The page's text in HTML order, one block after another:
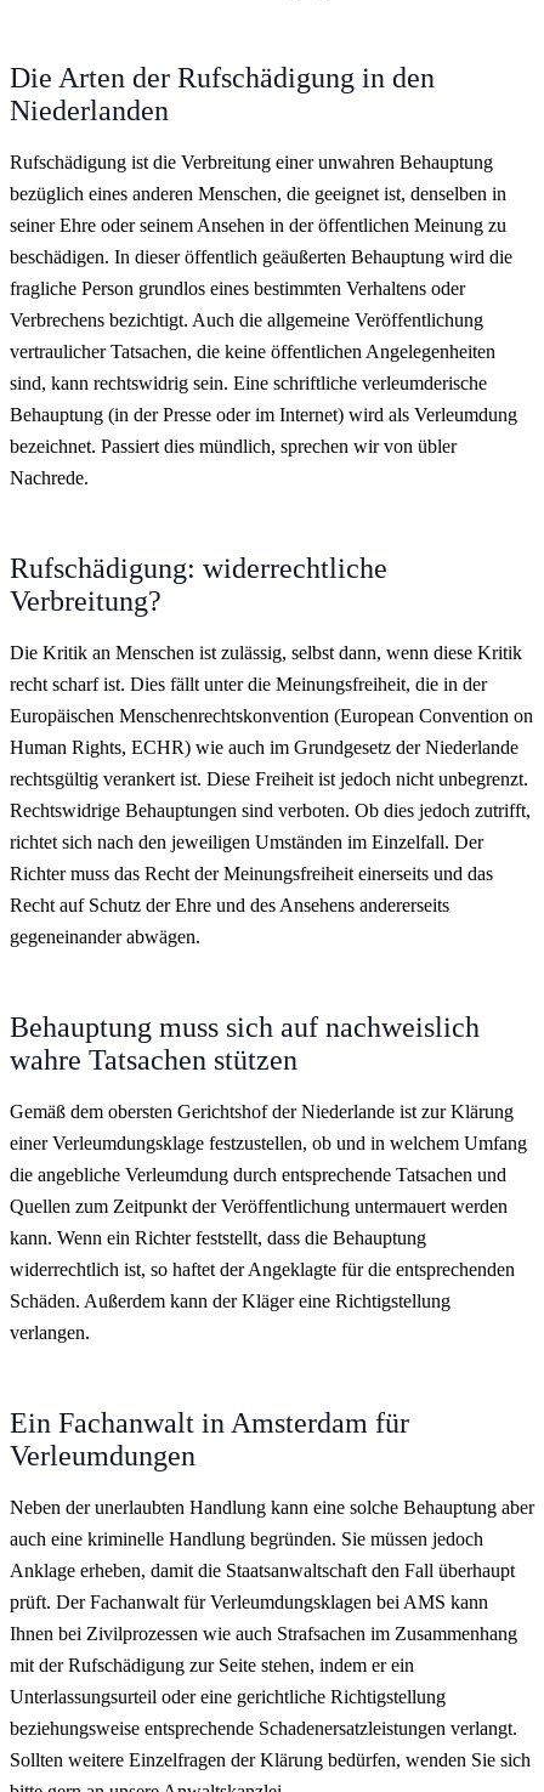
Die Arten der Rufschädigung in den
Niederlanden
Rufschädigung ist die Verbreitung einer unwahren Behauptung
bezüglich eines anderen Menschen, die geeignet ist, denselben in
seiner Ehre oder seinem Ansehen in der öffentlichen Meinung zu
beschädigen. In dieser öffentlich geäußerten Behauptung wird die
fragliche Person grundlos eines bestimmten Verhaltens oder
Verbrechens bezichtigt. Auch die allgemeine Veröffentlichung
vertraulicher Tatsachen, die keine öffentlichen Angelegenheiten
sind, kann rechtswidrig sein. Eine schriftliche verleumderische
Behauptung (in der Presse oder im Internet) wird als Verleumdung
bezeichnet. Passiert dies mündlich, sprechen wir von übler
Nachrede.
Rufschädigung: widerrechtliche
Verbreitung?
Die Kritik an Menschen ist zulässig, selbst dann, wenn diese Kritik
recht scharf ist. Dies fällt unter die Meinungsfreiheit, die in der
Europäischen Menschenrechtskonvention (European Convention on
Human Rights, ECHR) wie auch im Grundgesetz der Niederlande
rechtsgültig verankert ist. Diese Freiheit ist jedoch nicht unbegrenzt.
Rechtswidrige Behauptungen sind verboten. Ob dies jedoch zutrifft,
richtet sich nach den jeweiligen Umständen im Einzelfall. Der
Richter muss das Recht der Meinungsfreiheit einerseits und das
Recht auf Schutz der Ehre und des Ansehens andererseits
gegeneinander abwägen.
Behauptung muss sich auf nachweislich
wahre Tatsachen stützen
Gemäß dem obersten Gerichtshof der Niederlande ist zur Klärung
einer Verleumdungsklage festzustellen, ob und in welchem Umfang
die angebliche Verleumdung durch entsprechende Tatsachen und
Quellen zum Zeitpunkt der Veröffentlichung untermauert werden
kann. Wenn ein Richter feststellt, dass die Behauptung
widerrechtlich ist, so haftet der Angeklagte für die entsprechenden
Schäden. Außerdem kann der Kläger eine Richtigstellung
verlangen.
Ein Fachanwalt in Amsterdam für
Verleumdungen
Neben der unerlaubten Handlung kann eine solche Behauptung aber
auch eine kriminelle Handlung begründen. Sie müssen jedoch
Anklage erheben, damit die Staatsanwaltschaft den Fall überhaupt
prüft. Der Fachanwalt für Verleumdungsklagen bei AMS kann
Ihnen bei Zivilprozessen wie auch Strafsachen im Zusammenhang
mit der Rufschädigung zur Seite stehen, indem er ein
Unterlassungsurteil oder eine gerichtliche Richtigstellung
beziehungsweise entsprechende Schadenersatzleistungen verlangt.
Sollten weitere Einzelfragen der Klärung bedürfen, wenden Sie sich